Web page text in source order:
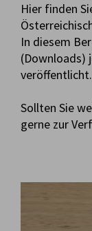
Hier finden
In diesem
(Downloads)
veröffentlicht.
Sollten Sie
gerne zur